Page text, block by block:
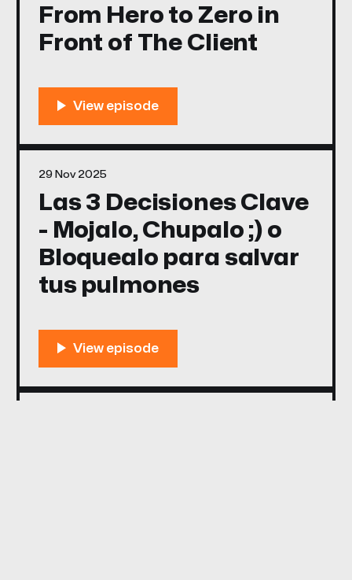
From Hero to Zero in
Front of The Client
Las 3 Decisiones Clave
- Mojalo, Chupalo ;) o
Bloquealo para salvar
tus pulmones
29 Nov 2025